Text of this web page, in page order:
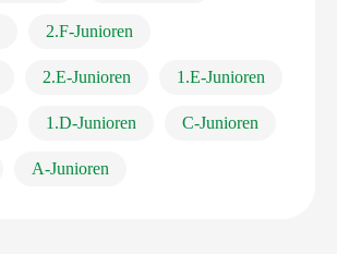
2.F-Junioren
2.E-Junioren 1.E-Junioren
1.D-Junioren C-Junioren
A-Junioren